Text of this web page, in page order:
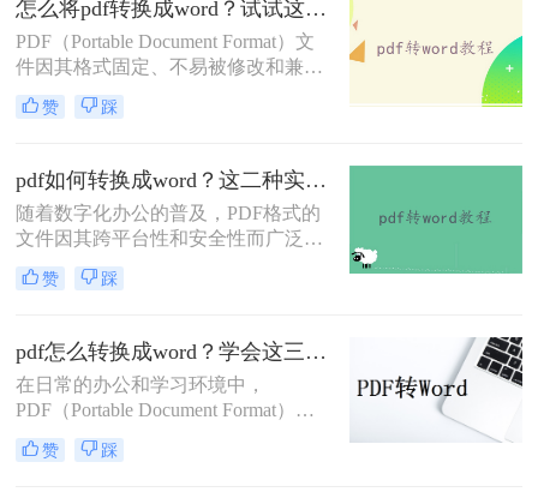
这一目标，PDF具有许多其他电子文
件格式无法比拟的优势。但是PDF却
不能直接编辑，因此需要pdf转word，
那么pdf的表格怎么转换成word呢？下
面就来看看吧。
怎么将pdf转换成word？试试这二种高效转换方法！
PDF（Portable Document Format）文
件因其格式固定、不易被修改和兼容
性强等特点，在文档传输和存储中得
到了广泛应用。然而，在某些情况
Word文档，以便进行编辑和修改。那
么怎么将pdf转换成word呢？本文将介
绍两种将PDF转换成Word的高效方
法。
赞 踩
pdf如何转换成word？这二种实用转换方法了解一下！
随着数字化办公的普及，PDF格式的
文件因其跨平台性和安全性而广泛应
用。然而，有时我们需要将PDF文件
转换为Word文档，以便进行编辑、修
word呢？本文将详细介绍两种常见的
PDF转Word的方法，帮助您轻松应对
各种转换需求。
赞 踩
pdf怎么转换成word？学会这三种简单的方法，1分钟轻松搞定！
在日常的办公和学习环境中，
PDF（Portable Document Format）因
其跨平台兼容性和保持文档原貌的特
性而广受欢迎。然而，当我们需要对
赞 踩